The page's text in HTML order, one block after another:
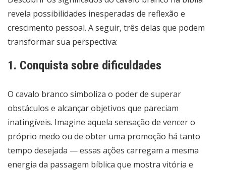
revela possibilidades inesperadas de reflexão e
crescimento pessoal. A seguir, três delas que podem
transformar sua perspectiva:
1. Conquista sobre dificuldades
O cavalo branco simboliza o poder de superar
obstáculos e alcançar objetivos que pareciam
inatingíveis. Imagine aquela sensação de vencer o
próprio medo ou de obter uma promoção há tanto
tempo desejada — essas ações carregam a mesma
energia da passagem bíblica que mostra vitória e